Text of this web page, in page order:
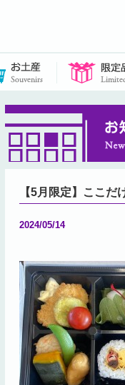
【5月限定】ここ
2024/05/14